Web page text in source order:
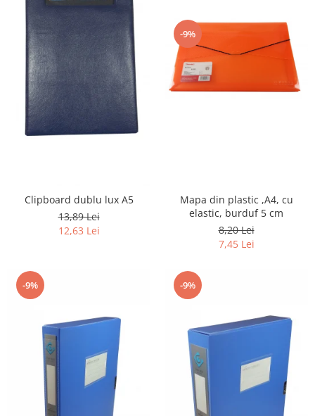
Clipboard dublu lux A5
13,89 Lei
12,63 Lei
-9%
Mapa din plastic ,A4, cu
elastic, burduf 5 cm
8,20 Lei
7,45 Lei
-9% -9%